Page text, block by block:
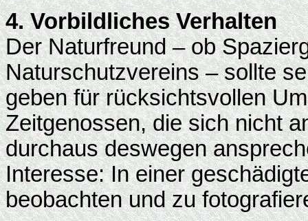
4. Vorbildliches Verhalten
Der Naturfreund – ob
Naturschutzvereins – sollte
geben für rücksichtsvollen
Zeitgenossen, die sich nicht
durchaus deswegen
Interesse: In einer
beobachten und zu